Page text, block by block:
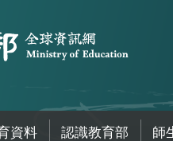
資料 認識教育部 師